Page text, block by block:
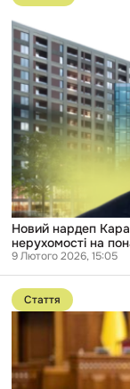
публікації
Новий
нардеп
Карабута
прийшов
політику
портфелем
нерухомості
на
понад
18
мільйонів
гривень
Новий нардеп
нерухомості на
9 Лютого 2026, 15:05
Перейти
до
публікації
«Це
комсомолу»:
аналіз
Стаття